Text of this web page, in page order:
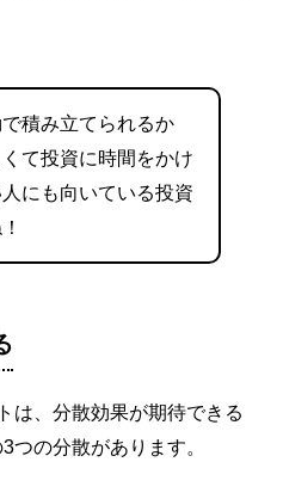
積み立てられるか
て投資に時間をかけ
にも向いている投資
は、分散効果が期待できる
つの分散があります。